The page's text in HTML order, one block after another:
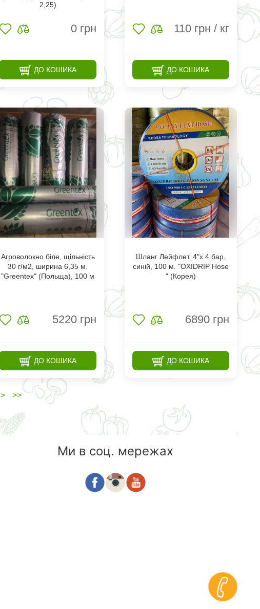
2,25)
0 грн
ДО КОШИКА
110 грн / кг
ДО КОШИКА
Агроволокно біле, щільність
30 г/м2, ширина 6,35 м.
"Greentex" (Польща), 100 м
5220 грн
ДО КОШИКА
Шланг Лейфлет, 4"х 4 бар,
синій, 100 м. "OXIDRIP Hose
" (Корея)
6890 грн
ДО КОШИКА
> >>
Ми в соц. мережах